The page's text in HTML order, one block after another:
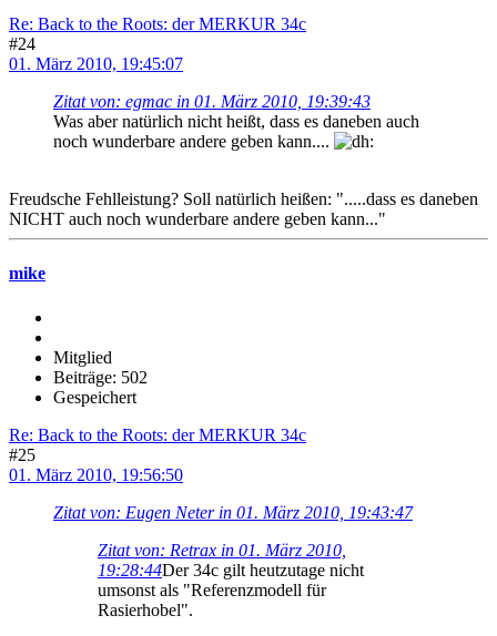
Re: Back to the Roots: der MERKUR 34c
#24
01. März 2010, 19:45:07
Zitat von: egmac in 01. März 2010, 19:39:43
Was aber natürlich nicht heißt, dass es daneben auch
noch wunderbare andere geben kann....
Freudsche Fehlleistung? Soll natürlich heißen: ".....dass es daneben
NICHT auch noch wunderbare andere geben kann..."
mike
Mitglied
Beiträge: 502
Gespeichert
Re: Back to the Roots: der MERKUR 34c
#25
01. März 2010, 19:56:50
Zitat von: Eugen Neter in 01. März 2010, 19:43:47
Zitat von: Retrax in 01. März 2010,
19:28:44Der 34c gilt heutzutage nicht
umsonst als "Referenzmodell für
Rasierhobel".